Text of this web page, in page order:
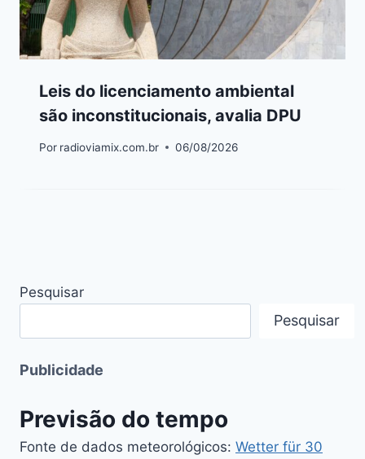
Leis do licenciamento ambiental
são inconstitucionais, avalia DPU
Por radioviamix.com.br 06/08/2026
Pesquisar
Pesquisar
Publicidade
Previsão do tempo
Fonte de dados meteorológicos: Wetter für 30